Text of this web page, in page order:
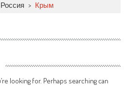
Россия > Крым
looking for. Perhaps searching can